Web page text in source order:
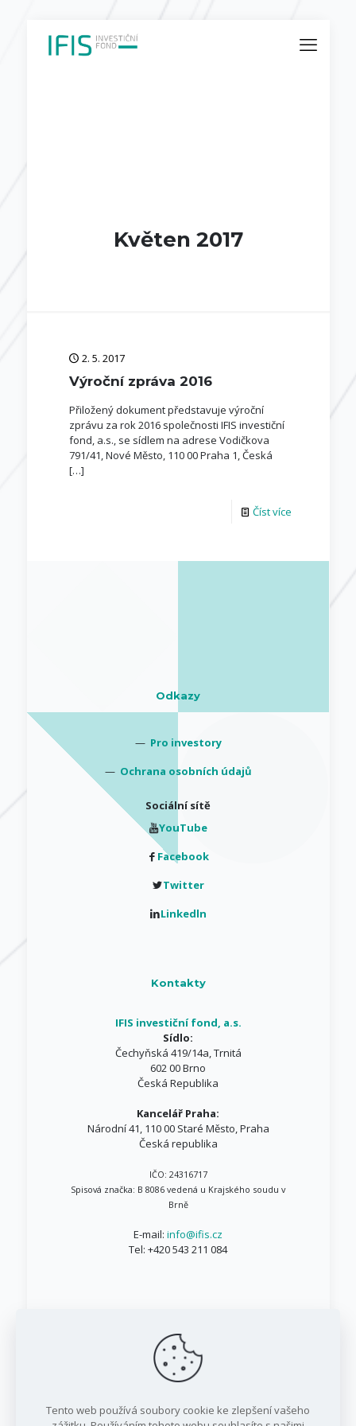
Květen 2017
2. 5. 2017
Výroční zpráva 2016
Přiložený dokument představuje výroční
zprávu za rok 2016 společnosti IFIS investiční
fond, a.s., se sídlem na adrese Vodičkova
791/41, Nové Město, 110 00 Praha 1, Česká
[…]
Číst více
Odkazy
— Pro investory
— Ochrana osobních údajů
Sociální sítě
YouTube
Facebook
Twitter
Linkedln
Kontakty
IFIS investiční fond, a.s.
Sídlo:
Čechyňská 419/14a, Trnitá
602 00 Brno
Česká Republika
Kancelář Praha:
Národní 41, 110 00 Staré Město, Praha
Česká republika
IČO: 24316717
Spisová značka: B 8086 vedená u Krajského soudu v
Brně
E-mail: info@ifis.cz
Tel: +420 543 211 084
/ IFIS investiční fond, a.s.
Tento web používá soubory cookie ke zlepšení vašeho